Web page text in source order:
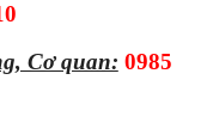
Cơ quan: 0985